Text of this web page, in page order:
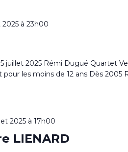
2025 à 23h00
juillet 2025 Rémi Dugué Quartet
pour les moins de 12 ans Dès 2005
2025 à 17h00
LIENARD